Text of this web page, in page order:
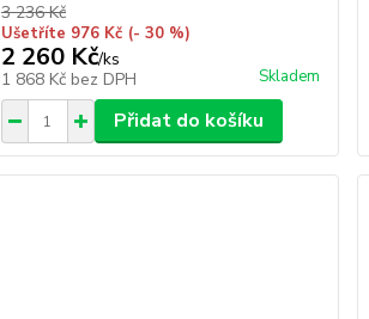
3 236 Kč
Ušetříte 976 Kč (- 30 %)
2 260 Kč/ks
1 868 Kč bez DPH Skladem
Přidat do košíku